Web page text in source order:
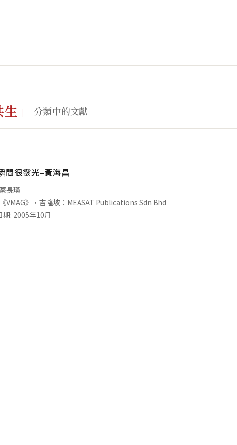
生」 分類中的文獻
間很靈光–黃海昌
長璜
VMAG》，吉隆坡：MEASAT Publications Sdn‭ ‬Bhd
期: 2005年10月